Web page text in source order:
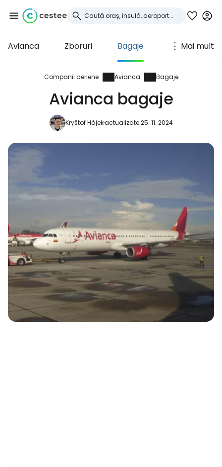
Avianca Zboruri Bagaje Mai mult
Companii aeriene Avianca Bagaje
Avianca bagaje
Kryštof Hájekactualizate 25. 11. 2024
Conectați-vă la
Cestee
... comunitatea mondială a călătorilor
Continuați cu Facebook
Continuați cu e-mailul